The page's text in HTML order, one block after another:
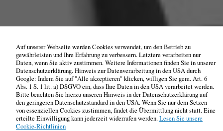
Auf unserer Webseite werden Cookies verwendet, um den Betrieb zu
gewährleisten und Ihre Erfahrung zu verbessern. Letztere verarbeiten nur
Daten, wenn Sie aktiv zustimmen. Weitere Informationen finden Sie in unserer
Datenschutzerklärung. Hinweis zur Datenverarbeitung in den USA durch
Google: Indem Sie auf "Alle akzeptieren" klicken, willigen Sie gem. Art. 6
Abs. 1 S. 1 lit. a) DSGVO ein, dass Ihre Daten in den USA verarbeitet werden.
Bitte beachten Sie hierzu unseren Hinweis in der Datenschutzerklärung auf
den geringeren Datenschutzstandard in den USA. Wenn Sie nur dem Setzen
von essenziellen Cookies zustimmen, findet die Übermittlung nicht statt. Eine
erteilte Einwilligung kann jederzeit widerrufen werden.Lesen Sie unsere
Cookie-Richtlinien